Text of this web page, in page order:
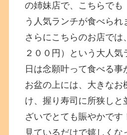
の姉妹店で、こちらでも
う人気ランチが食べられ
さらにこちらのお店では
２００円）という大人気
日は念願叶って食べる事
お盆の上には、大きなお
け、握り寿司に所狭しと
ざいでとても賑やかです
見ているだけで嬉しくな